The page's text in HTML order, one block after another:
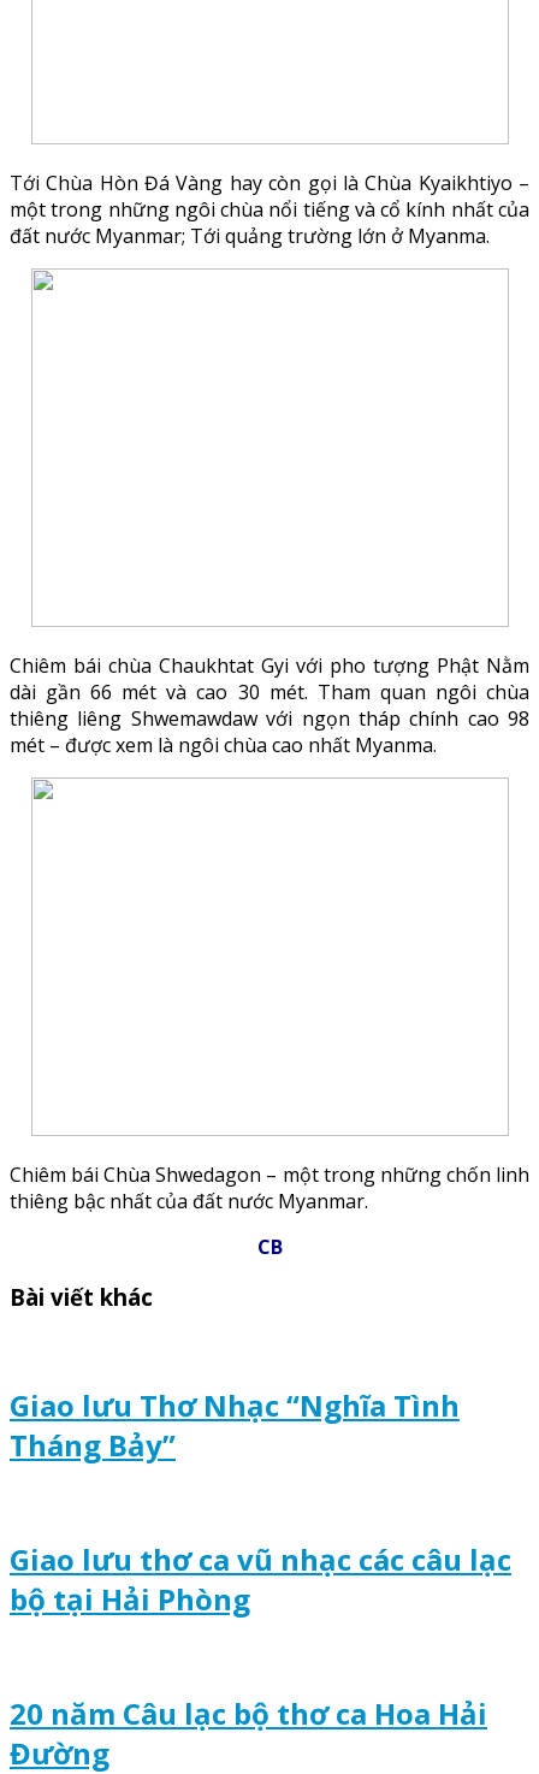
Tới Chùa Hòn Đá Vàng hay còn gọi là Chùa Kyaikhtiyo –
một trong những ngôi chùa nổi tiếng và cổ kính nhất của
đất nước Myanmar; Tới quảng trường lớn ở Myanma.
Chiêm bái chùa Chaukhtat Gyi với pho tượng Phật Nằm
dài gần 66 mét và cao 30 mét. Tham quan ngôi chùa
thiêng liêng Shwemawdaw với ngọn tháp chính cao 98
mét – được xem là ngôi chùa cao nhất Myanma.
Chiêm bái Chùa Shwedagon – một trong những chốn linh
thiêng bậc nhất của đất nước Myanmar.
CB
Bài viết khác
Giao lưu Thơ Nhạc “Nghĩa Tình
Tháng Bảy”
Giao lưu thơ ca vũ nhạc các câu lạc
bộ tại Hải Phòng
20 năm Câu lạc bộ thơ ca Hoa Hải
Đường